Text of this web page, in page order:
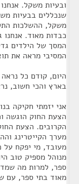
ובעיות משקל.
שנכללים בבעיות
משקל, ההשלכות
כבדות מאוד. אנחנו
המסך של הילדים
המסיבי מראה את
היום, קודם כל
בארץ והכי חשוב,
אני יזמתי חקיקה
הצעת החוק הוגשה
הקרובים. הצעת
מערך הקייטרינג
מעובד, מי יפקח
מנוהל מספיק טוב
ספר, למרות מה
מאוד בתי ספר, עם